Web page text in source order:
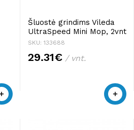
Šluostė grindims Vileda
UltraSpeed Mini Mop, 2vnt
SKU: 133688
29.31€ / vnt.